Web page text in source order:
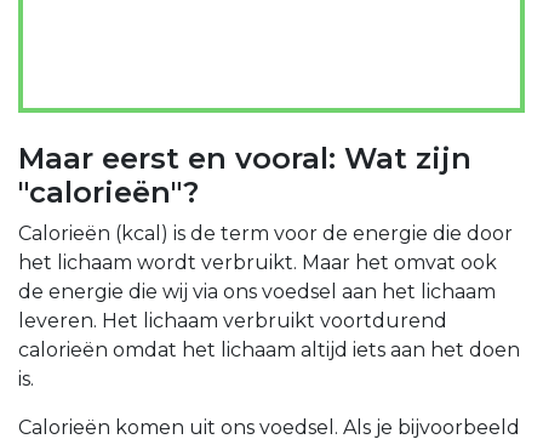
Maar eerst en vooral: Wat zijn
"calorieën"?
Calorieën (kcal) is de term voor de energie die door
het lichaam wordt verbruikt. Maar het omvat ook
de energie die wij via ons voedsel aan het lichaam
leveren. Het lichaam verbruikt voortdurend
calorieën omdat het lichaam altijd iets aan het doen
is.
Calorieën komen uit ons voedsel. Als je bijvoorbeeld